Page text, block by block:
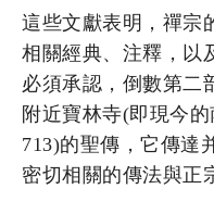
這些文獻表明，禪宗
相關經典、注釋，以
必須承認，倒數第二
附近寶林寺(即現今
713)的聖傳，它傳達
密切相關的傳法與正